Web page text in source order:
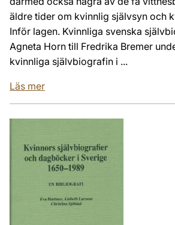
äldre tider om kvinnlig självsyn och
Inför lagen. Kvinnliga svenska
Agneta Horn till Fredrika Bremer
kvinnliga självbiografin i ...
Läs mer